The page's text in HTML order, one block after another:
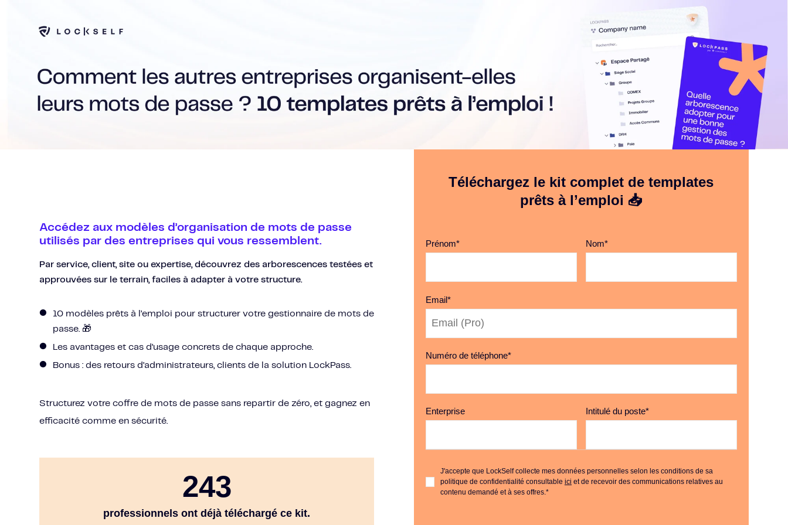
Accédez aux modèles d’organisation de mots de passe
utilisés par des entreprises qui vous ressemblent.
Par service, client, site ou expertise, découvrez des arborescences testées et
approuvées sur le terrain, faciles à adapter à votre structure.
10 modèles prêts à l’emploi pour structurer votre gestionnaire de mots de
passe. 🎁
Les avantages et cas d’usage concrets de chaque approche.
Bonus : des retours d’administrateurs, clients de la solution LockPass.
Structurez votre coffre de mots de passe sans repartir de zéro, et gagnez en
efficacité comme en sécurité.
243
professionnels ont déjà téléchargé ce kit.
Téléchargez le kit complet de templates
prêts à l’emploi 📥
Prénom* Nom*
Email*
Numéro de téléphone*
Enterprise Intitulé du poste*
J'accepte que LockSelf collecte mes données personnelles selon les conditions de sa
politique de confidentialité consultable ici et de recevoir des communications relatives au
contenu demandé et à ses offres.*